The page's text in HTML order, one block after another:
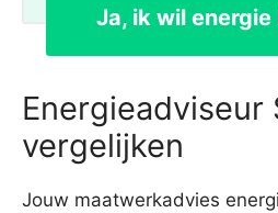
Ja, ik wil energie
Energieadviseur
vergelijken
Jouw maatwerkadvies